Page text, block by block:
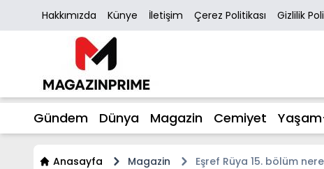
Hakkımızda Künye İletişim Çerez Politikası Gizlilik
Gündem Dünya Magazin Cemiyet
Anasayfa Magazin Eşref Rüya 15. bölüm